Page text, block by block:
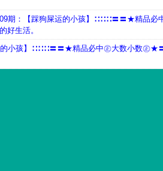
期：【踩狗屎运的小孩】∷∷∷〓〓★精品必
好生活。
的小孩】∷∷∷〓〓★精品必中㊣大数小数㊣★